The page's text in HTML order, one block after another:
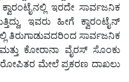
ಇರದೇ ಸಾರ್ವಜನಿಕ
ಇವರು ಹೀಗೆ ಕ್ವಾರಂಟೈನ್
ತಿರುಗಾಡುವದರಿಂದ ಸಾರ್ವಜನಿಕ
ಕೋರಾನಾ ವೈರಸ್ ಸೊಂಕು
ಮೇಲೆ ಪ್ರಕರಣ ದಾಖಲು